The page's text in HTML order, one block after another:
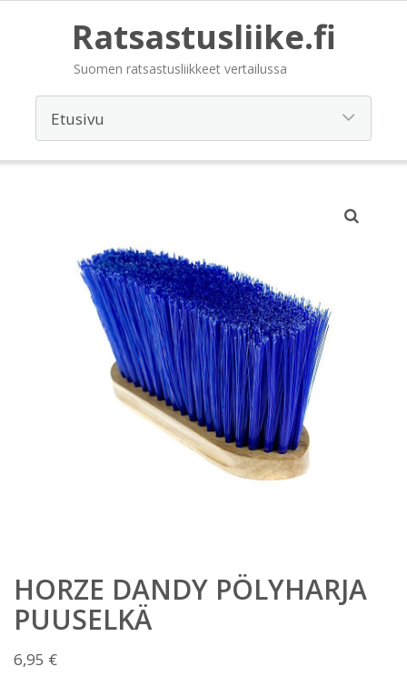
Ratsastusliike.fi
Suomen ratsastusliikkeet vertailussa
HORZE DANDY PÖLYHARJA
PUUSELKÄ
6,95 €